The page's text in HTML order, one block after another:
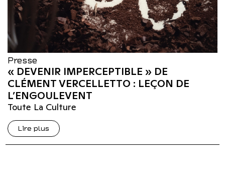
Presse
« DEVENIR IMPERCEPTIBLE » DE
CLÉMENT VERCELLETTO : LEÇON DE
L’ENGOULEVENT
Toute La Culture
Lire plus